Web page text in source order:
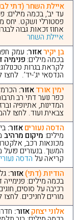
איילת השחר (דתי
עד יב’, בכמה מילים:
פסטורלי ושקט. יחס
אחוז זכאות גבוה
איילת השחר
בן יקיראזור: עמק
בכמה מילים: פנימיה
לקראת בגרות
הנדסאי יג’-יד’.
ימין אורדאזור:
כפר נוער דתי רב
המדינות, אתיופיה
צבאית ועוד. לחצו
הדסה נעוריםאזור:
מילים: מיקום מרהיב
מכונאות רכב,
המשך. בנעורים
קריאה על הדסה
הודיות (דתי)אזור:
בכמה מילים:
רכיבה על סוסים,
מורים לחניכים.
אלוני יצחקאזור: